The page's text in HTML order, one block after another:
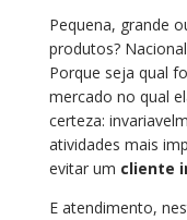
Pequena, grande
produtos?
Porque seja qual
mercado no qual
certeza:
atividades mais
evitar um cliente
E atendimento,